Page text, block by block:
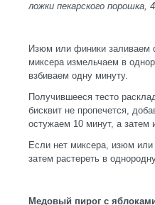
ложки пекарского
Изюм или финики заливаем
миксера измельчаем в
взбиваем одну минуту.
Получившееся тесто
бисквит не пропечется,
остужаем 10 минут, а затем
Если нет миксера, изюм
затем растереть в
Медовый пирог с